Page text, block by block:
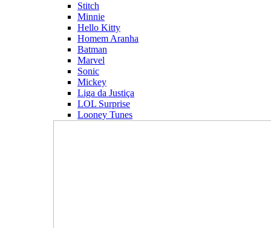
Stitch
Minnie
Hello Kitty
Homem Aranha
Batman
Marvel
Sonic
Mickey
Liga da Justiça
LOL Surprise
Looney Tunes